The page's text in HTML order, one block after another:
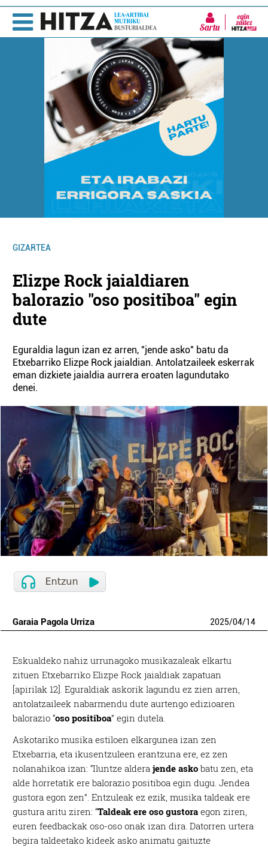
Sartu
GIZARTEA
Elizpe Rock jaialdiaren
balorazio "oso positiboa" egin
dute
Eguraldia lagun izan ez arren, "jende asko" batu da
Etxebarriko Elizpe Rock jaialdian. Antolatzaileek eskerrak
eman dizkiete jaialdia aurrera eroaten lagundutako
denei.
Garaia Pagola Urriza 2025/04/14
Eskualdeko nahiz urrunagoko musikazaleak elkartu
zituen Etxebarriko Elizpe Rock jaialdiak zapatuan
[apirilak 12]. Eguraldiak askorik lagundu ez zien arren,
antolatzaileek nabarmendu dute aurtengo edizioaren
balorazio “oso positiboa” egin dutela.
Askotariko musika estiloen elkargunea izan zen
Etxebarria, eta ikusentzuleen erantzuna ere, ez zen
nolanahikoa izan: “Iluntze alderajende asko batu zen, eta
alde horretatik ere balorazio positiboa egin dugu. Jendea
gustora egon zen”. Entzuleak ez ezik, musika taldeak ere
gustura aritu ziren: “Taldeak ere oso gustora egon ziren,
euren feedbackak oso-oso onak izan dira. Datorren urtera
begira taldeetako kideek asko animatu gaituzte